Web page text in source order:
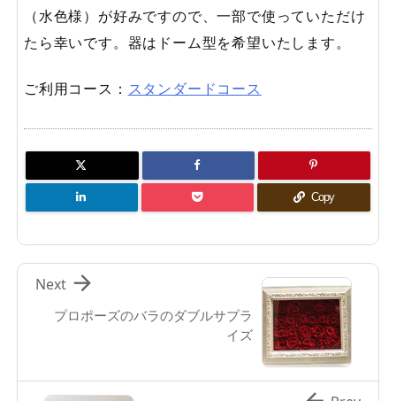
（水色様）が好みですので、一部で使っていただけ
たら幸いです。器はドーム型を希望いたします。
ご利用コース： スタンダードコース
Copy
プロポーズのバラのダブルサプラ
イズ

Next